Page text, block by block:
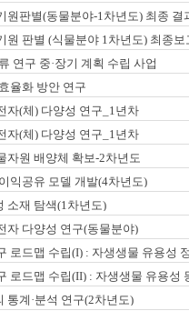
원판별(동물분야-1차년도) 최종 결
원 판별 (식물분야 1차년도) 최종보
기반 구축 사업
연구 중·장기 계획 수립 사업
율화 방안 연구
자(체) 다양성 연구_1년차
자(체) 다양성 연구_1년차
자원 배양체 확보-2차년도
익공유 모델 개발(4차년도)
소재 탐색(1차년도)
자 다양성 연구(동물분야)
로드맵 수립(I) : 자생생물 유용성
로드맵 수립(II) : 자생생물 유용성
통계·분석 연구(2차년도)